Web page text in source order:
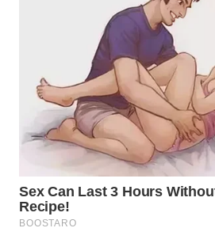
BOROBUDUR
WN
MADURA
WN
SURABAYA